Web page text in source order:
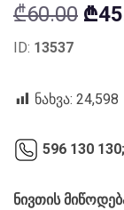
₾60.00 ₾
ID: 13537
ნახვა: 24,598
596 130 130;
ნივთის